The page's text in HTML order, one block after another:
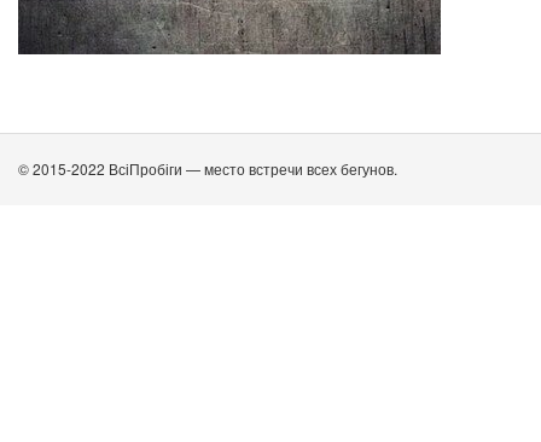
© 2015-2022 ВсіПробіги — место встречи всех бегунов.